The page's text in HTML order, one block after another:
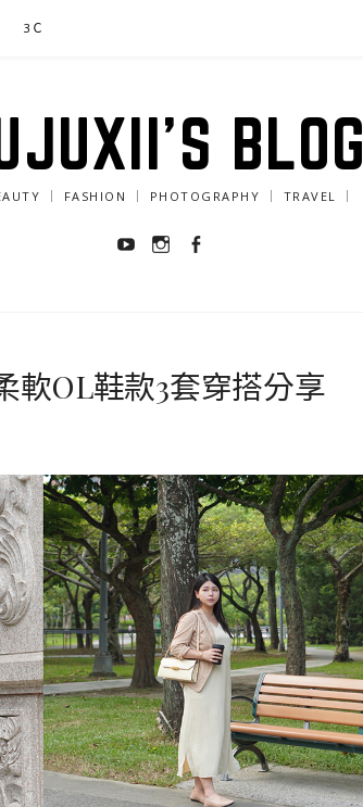
3Ｃ
BLOG
｜ FASHION ｜ PHOTOGRAPHY ｜ TRAVEL ｜
YoutubeInstagram
軟OL鞋款3套穿搭分享